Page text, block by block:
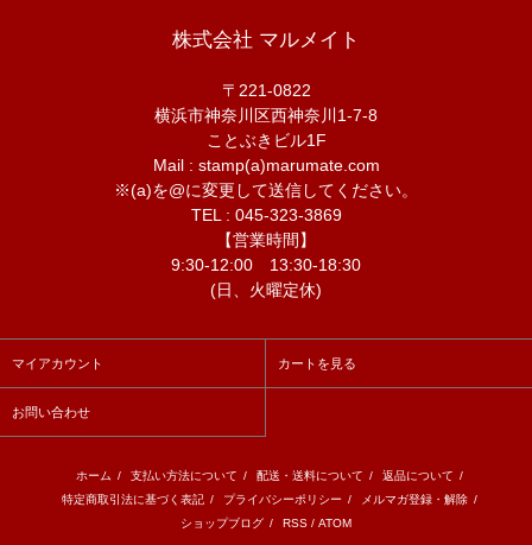
株式会社 マルメイト
〒221-0822
横浜市神奈川区西神奈川1-7-8
ことぶきビル1F
Mail : stamp(a)marumate.com
※(a)を@に変更して送信してください。
TEL : 045-323-3869
【営業時間】
9:30-12:00 13:30-18:30
(日、火曜定休)
マイアカウント カートを見る
お問い合わせ
ホーム / 支払い方法について / 配送・送料について / 返品について /
特定商取引法に基づく表記 / プライバシーポリシー / メルマガ登録・解除 /
ショップブログ / RSS / ATOM